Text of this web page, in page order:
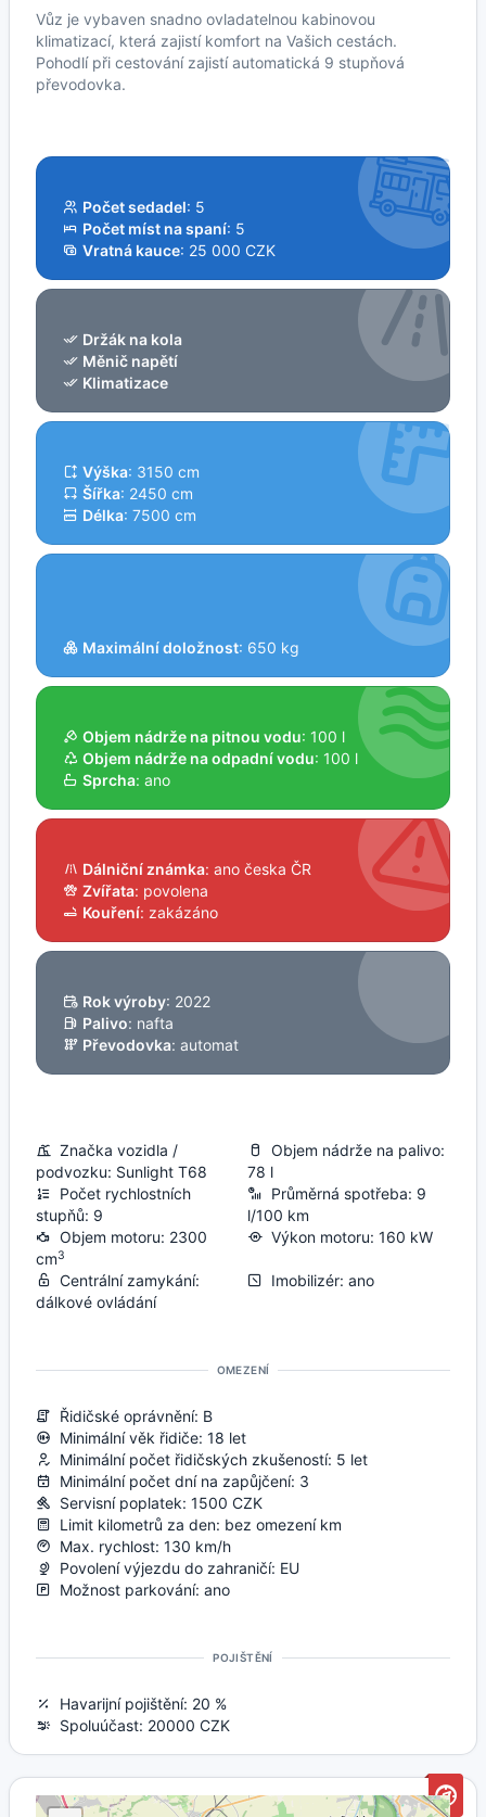
Vůz je vybaven snadno ovladatelnou kabinovou
klimatizací, která zajistí komfort na Vašich cestách.
Pohodlí při cestování zajistí automatická 9 stupňová
převodovka.
Počet sedadel: 5
Počet míst na spaní: 5
Vratná kauce: 25 000 CZK
Držák na kola
Měnič napětí
Klimatizace
Výška: 3150 cm
Šířka: 2450 cm
Délka: 7500 cm
Maximální doložnost: 650 kg
Objem nádrže na pitnou vodu: 100 l
Objem nádrže na odpadní vodu: 100 l
Sprcha: ano
Dálniční známka: ano česka ČR
Zvířata: povolena
Kouření: zakázáno
Rok výroby: 2022
Palivo: nafta
Převodovka: automat
Značka vozidla /
podvozku: Sunlight T68
Objem nádrže na palivo:
78 l
Počet rychlostních
stupňů: 9
Průměrná spotřeba: 9
l/100 km
Objem motoru: 2300
cm3
Výkon motoru: 160 kW
Centrální zamykání:
dálkové ovládání
Imobilizér: ano
OMEZENÍ
Řidičské oprávnění: B
Minimální věk řidiče: 18 let
Minimální počet řidičských zkušeností: 5 let
Minimální počet dní na zapůjčení: 3
Servisní poplatek: 1500 CZK
Limit kilometrů za den: bez omezení km
Max. rychlost: 130 km/h
Povolení výjezdu do zahraničí: EU
Možnost parkování: ano
POJIŠTĚNÍ
Havarijní pojištění: 20 %
Spoluúčast: 20000 CZK